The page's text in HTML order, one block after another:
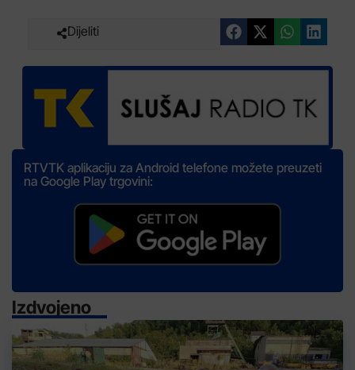
Dijeliti
RTVTK aplikaciju za Android telefone možete preuzeti
na Google Play trgovini:
Izdvojeno